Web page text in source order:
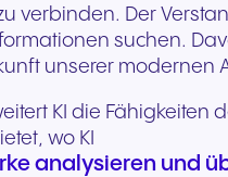
verbinden. Der
suchen.
unserer modernen
KI die Fähigkeiten
wo KI
analysieren und